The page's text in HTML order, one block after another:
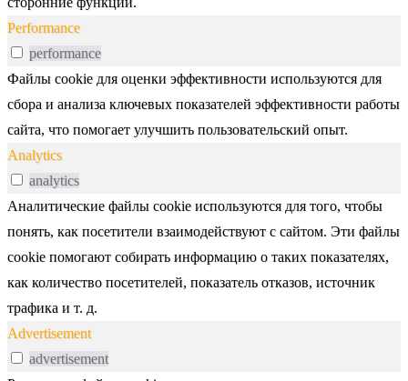
Performance
performance
Файлы cookie для оценки эффективности используются для
сбора и анализа ключевых показателей эффективности работы
сайта, что помогает улучшить пользовательский опыт.
Analytics
analytics
Аналитические файлы cookie используются для того, чтобы
понять, как посетители взаимодействуют с сайтом. Эти файлы
cookie помогают собирать информацию о таких показателях,
как количество посетителей, показатель отказов, источник
трафика и т. д.
Advertisement
advertisement